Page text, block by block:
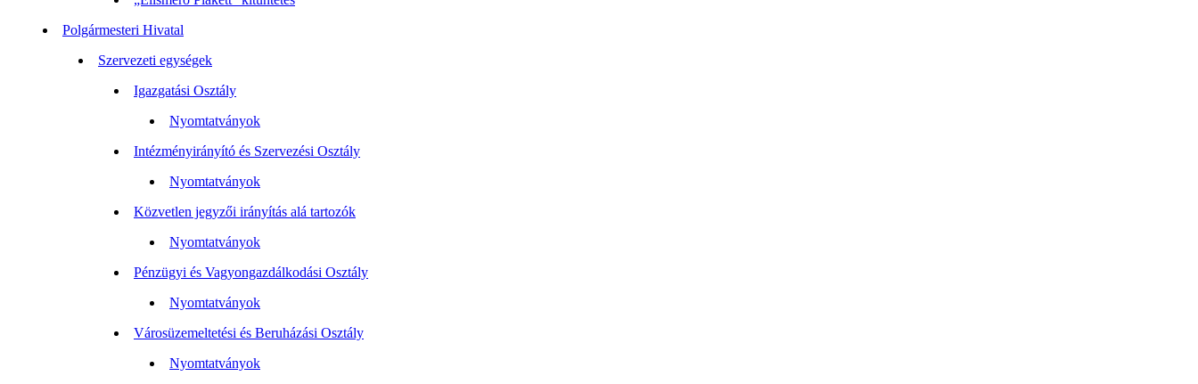
Polgármesteri Hivatal
Szervezeti egységek
Igazgatási Osztály
Nyomtatványok
Intézményirányító és Szervezési Osztály
Nyomtatványok
Közvetlen jegyzői irányítás alá tartozók
Nyomtatványok
Pénzügyi és Vagyongazdálkodási Osztály
Nyomtatványok
Városüzemeltetési és Beruházási Osztály
Nyomtatványok